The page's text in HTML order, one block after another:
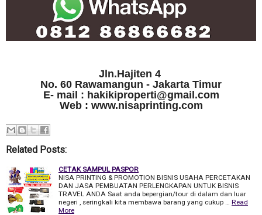
Jln.Hajiten 4
No. 60 Rawamangun - Jakarta Timur
E- mail : hakikiproperti@gmail.com
Web : www.nisaprinting.com
Related Posts:
CETAK SAMPUL PASPOR
NISA PRINTING & PROMOTION BISNIS USAHA PERCETAKAN
DAN JASA PEMBUATAN PERLENGKAPAN UNTUK BISNIS
TRAVEL ANDA Saat anda bepergian/tour di dalam dan luar
negeri , seringkali kita membawa barang yang cukup …
Read
More